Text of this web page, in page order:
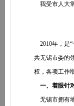
我受市人大
2010年，是“
共无锡市委的
权，各项工作
一、着眼针
无锡市拥有